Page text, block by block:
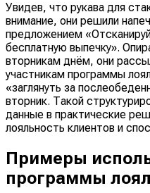
Увидев, что рукава для
внимание, они решили
предложением
бесплатную выпечку».
вторникам днём, они
участникам программы
«заглянуть за
вторник. Такой
данные в практические
лояльность клиентов и
Примеры
программы